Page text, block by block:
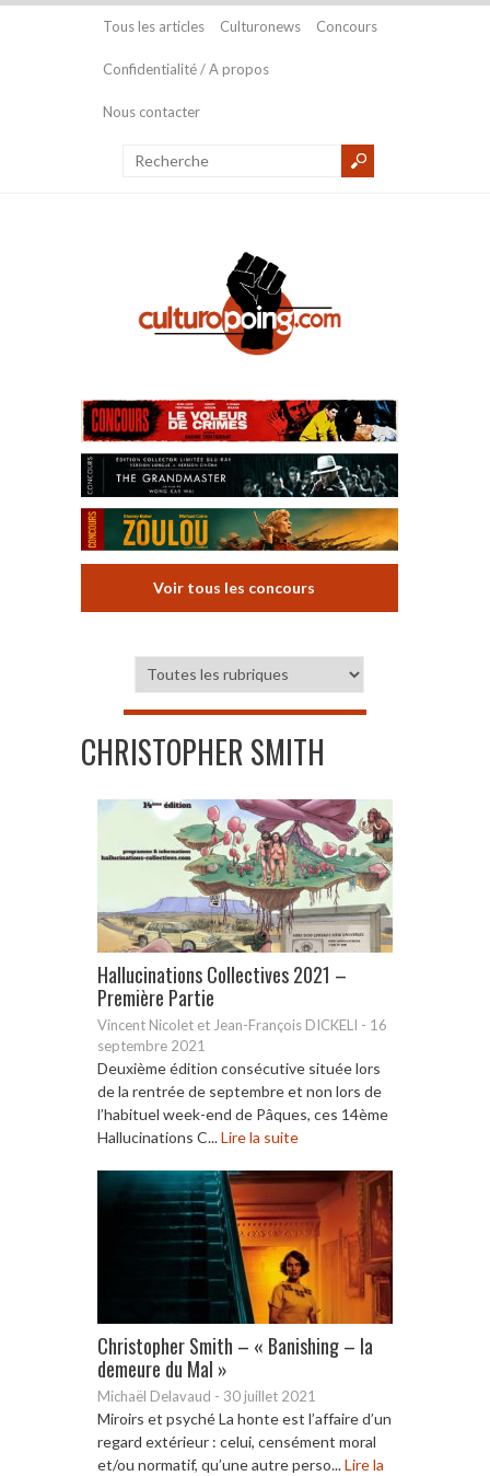
Tous les articles Culturonews Concours
Confidentialité / A propos
Nous contacter
Voir tous les concours
CHRISTOPHER SMITH
Hallucinations Collectives 2021 –
Première Partie
Vincent Nicolet et Jean-François DICKELI - 16
septembre 2021
Deuxième édition consécutive située lors
de la rentrée de septembre et non lors de
l’habituel week-end de Pâques, ces 14ème
Hallucinations C...Lire la suite
Christopher Smith – « Banishing – la
demeure du Mal »
Michaël Delavaud - 30 juillet 2021
Miroirs et psyché La honte est l’affaire d’un
regard extérieur : celui, censément moral
et/ou normatif, qu’une autre perso...Lire la